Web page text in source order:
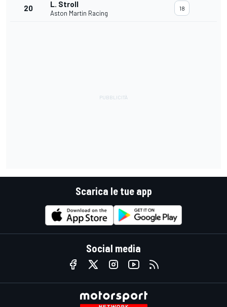
20 L. Stroll
Aston Martin Racing
18
Scarica le tue app
Social media